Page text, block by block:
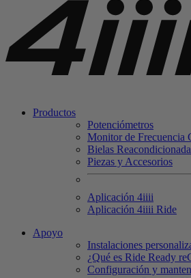
Productos
Potenciómetros
Monitor de Frecuencia
Bielas
Piezas y Accesorios
Aplicación 4iiii
Aplicación 4iiii Ride
Apoyo
Instalaciones
¿Qué es Ride Ready
Configuración y